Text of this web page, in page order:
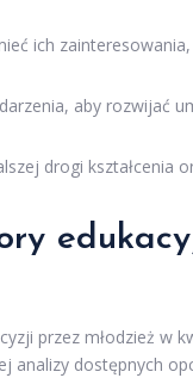
ich
aby rozwijać
drogi kształcenia
przez młodzież w
analizy dostępnych